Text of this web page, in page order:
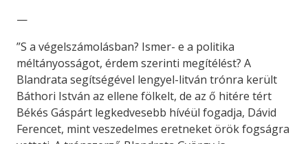
—
”S a végelszámolásban? Ismer- e a politika
méltányosságot, érdem szerinti megítélést? A
Blandrata segítségével lengyel-litván trónra került
Báthori István az ellene fölkelt, de az ő hitére tért
Békés Gáspárt legkedvesebb hívéül fogadja, Dávid
Ferencet, mint veszedelmes eretneket örök fogságra